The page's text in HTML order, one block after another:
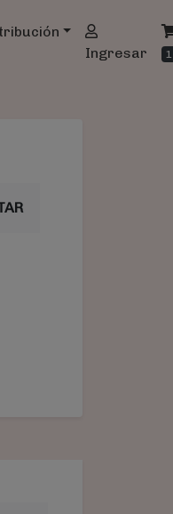
Ingresar
1